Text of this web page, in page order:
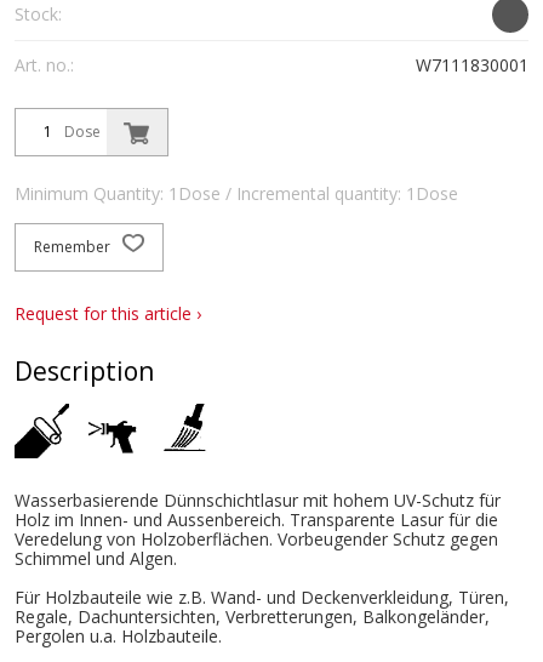
Stock:
Art. no.: W7111830001
Dose
Minimum Quantity: 1Dose / Incremental quantity: 1Dose
Remember
Request for this article ›
Description
Wasserbasierende Dünnschichtlasur mit hohem UV-Schutz für
Holz im Innen- und Aussenbereich. Transparente Lasur für die
Veredelung von Holzoberflächen. Vorbeugender Schutz gegen
Schimmel und Algen.
Für Holzbauteile wie z.B. Wand- und Deckenverkleidung, Türen,
Regale, Dachuntersichten, Verbretterungen, Balkongeländer,
Pergolen u.a. Holzbauteile.